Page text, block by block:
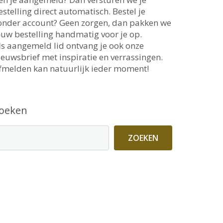
direct automatisch. Bestel je
account? Geen zorgen, dan pakken we
bestelling handmatig voor je op.
aangemeld lid ontvang je ook onze
met inspiratie en verrassingen.
kan natuurlijk ieder moment!
ZOEKEN